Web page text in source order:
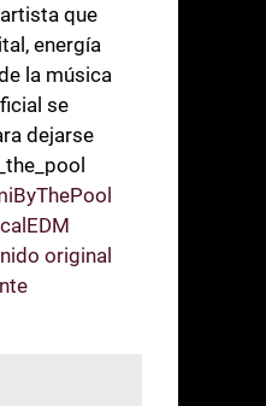
que
energía
la música
se
dejarse
original